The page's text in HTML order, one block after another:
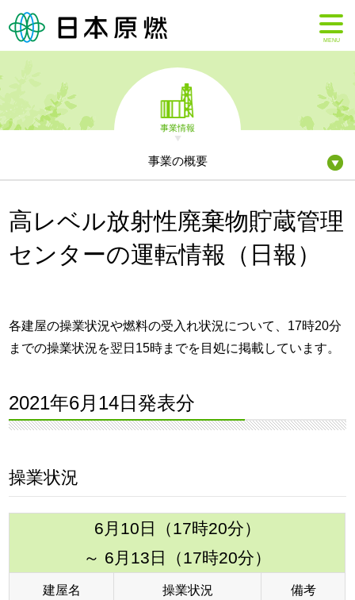
MENU
事業情報
事業の概要
高レベル放射性廃棄物貯蔵管理
センターの運転情報（日報）
各建屋の操業状況や燃料の受入れ状況について、17時20分
までの操業状況を翌日15時までを目処に掲載しています。
2021年6月14日発表分
操業状況
6月10日（17時20分）
～ 6月13日（17時20分）
建屋名 操業状況 備考